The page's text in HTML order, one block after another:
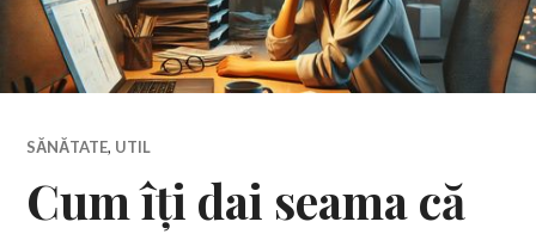
SĂNĂTATE, UTIL
Cum îți dai seama că